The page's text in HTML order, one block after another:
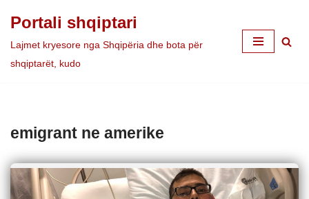
Skip
to
Portali shqiptari
Lajmet kryesore nga Shqipëria dhe bota për
shqiptarët, kudo
emigrant ne amerike